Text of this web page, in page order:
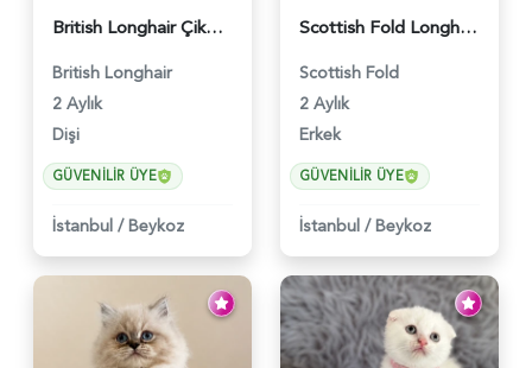
British Longhair Çikolata Nadir Renk Göz Kamaştırıcı - 6117
British Longhair
2 Aylık
Dişi
GÜVENILIR ÜYE
İstanbul / Beykoz
Scottish Fold Longhair Çikolata Erkek Yavrumuz - 6119
Scottish Fold
2 Aylık
Erkek
GÜVENILIR ÜYE
İstanbul / Beykoz